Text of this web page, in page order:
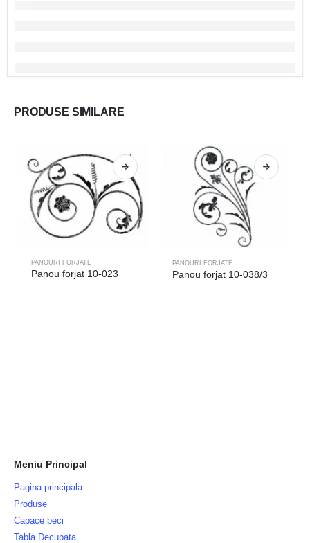
PRODUSE SIMILARE
PANOURI FORJATE
Panou forjat 10-023
PANOURI FORJATE
Panou forjat 10-038/3
Meniu Principal
Pagina principala
Produse
Capace beci
Tabla Decupata